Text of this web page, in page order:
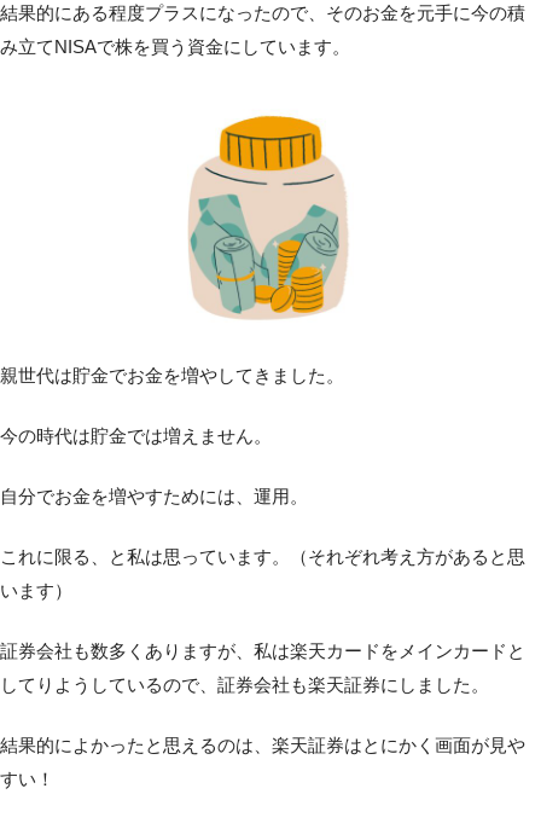
結果的にある程度プラスになったので、そのお金を元手に今の積
み立てNISAで株を買う資金にしています。
親世代は貯金でお金を増やしてきました。
今の時代は貯金では増えません。
自分でお金を増やすためには、運用。
これに限る、と私は思っています。（それぞれ考え方があると思
います）
証券会社も数多くありますが、私は楽天カードをメインカードと
してりようしているので、証券会社も楽天証券にしました。
結果的によかったと思えるのは、楽天証券はとにかく画面が見や
すい！